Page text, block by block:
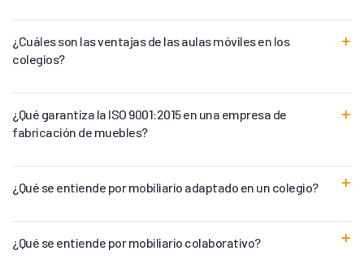
¿Cuáles son las ventajas de las aulas móviles en los
colegios?
¿Qué garantiza la ISO 9001:2015 en una empresa de
fabricación de muebles?
¿Qué se entiende por mobiliario adaptado en un colegio?
¿Qué se entiende por mobiliario colaborativo?